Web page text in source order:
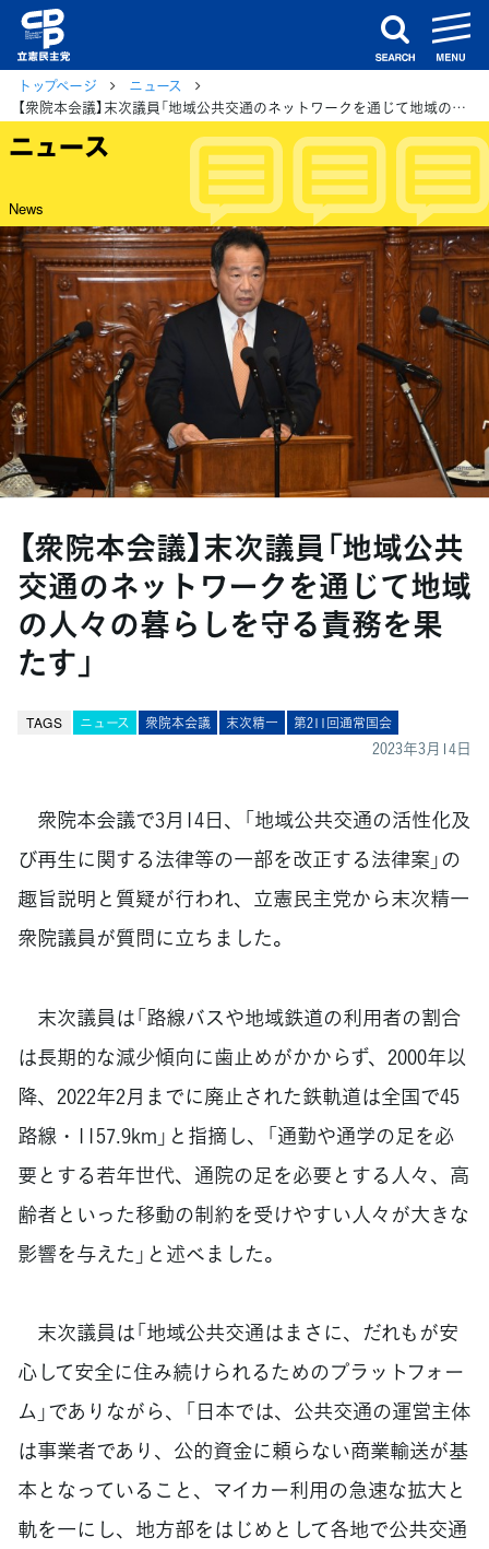
search
トップページ
ニュース
【衆院本会議】末次議員「地域公共交通のネットワークを通じて地域の人々の暮らしを守る責務を果たす」
ニュース
News
【衆院本会議】末次議員「地域公共
交通のネットワークを通じて地域
の人々の暮らしを守る責務を果
たす」
TAGS ニュース 衆院本会議 末次精一 第211回通常国会
2023年3月14日
衆院本会議で3月14日、「地域公共交通の活性化及
び再生に関する法律等の一部を改正する法律案」の
趣旨説明と質疑が行われ、立憲民主党から末次精一
衆院議員が質問に立ちました。
末次議員は「路線バスや地域鉄道の利用者の割合
は長期的な減少傾向に歯止めがかからず、2000年以
降、2022年2月までに廃止された鉄軌道は全国で45
路線・1157.9km」と指摘し、「通勤や通学の足を必
要とする若年世代、通院の足を必要とする人々、高
齢者といった移動の制約を受けやすい人々が大きな
影響を与えた」と述べました。
末次議員は「地域公共交通はまさに、だれもが安
心して安全に住み続けられるためのプラットフォー
ム」でありながら、「日本では、公共交通の運営主体
は事業者であり、公的資金に頼らない商業輸送が基
本となっていること、マイカー利用の急速な拡大と
軌を一にし、地方部をはじめとして各地で公共交通